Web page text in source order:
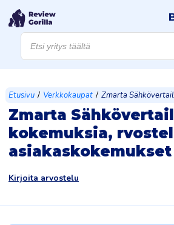
Products
search
Etusivu / Verkkokaupat / Zmarta
Zmarta
kokemuksia,
asiakaskokemukset
Kirjoita arvostelu